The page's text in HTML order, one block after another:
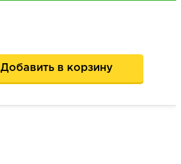
Добавить в корзину